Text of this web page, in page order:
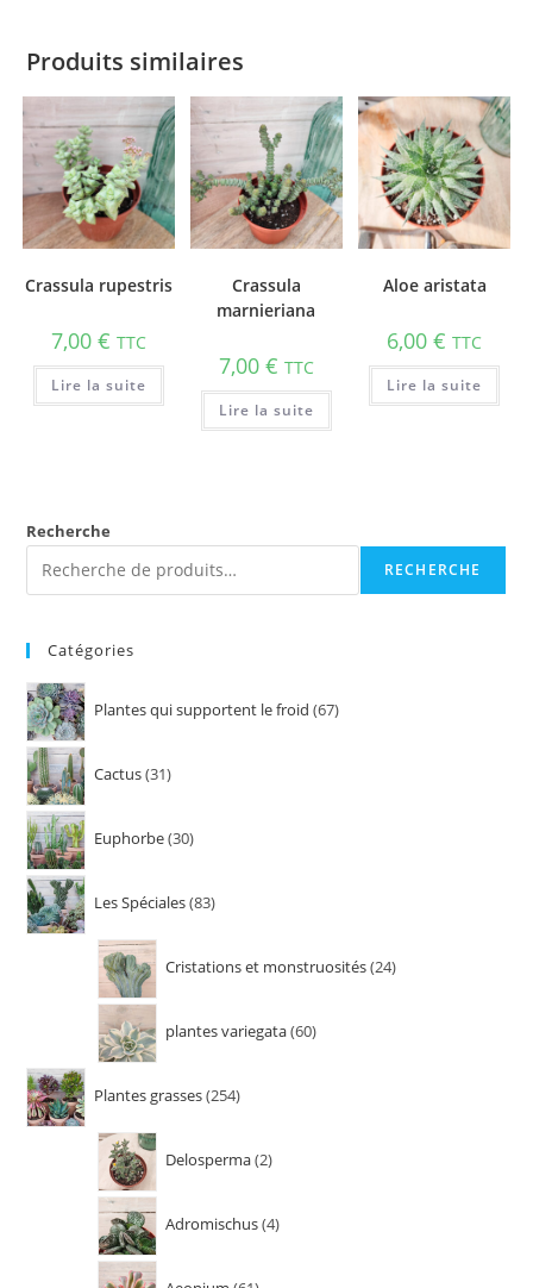
Produits similaires
Crassula rupestris
7,00 € TTC
Lire la suite
Crassula
marnieriana
7,00 € TTC
Lire la suite
Aloe aristata
6,00€ TTC
Lire la suite
Recherche
RECHERCHE
Catégories
Plantes qui supportent le froid 67
Cactus 31
Euphorbe 30
Les Spéciales 83
Cristations et monstruosités 24
plantes variegata 60
Plantes grasses 254
Delosperma 2
Adromischus 4